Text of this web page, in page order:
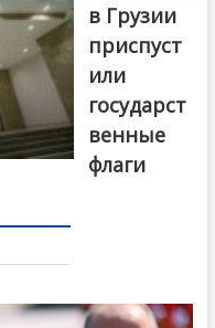
в Грузии
приспуст
или
государст
венные
флаги